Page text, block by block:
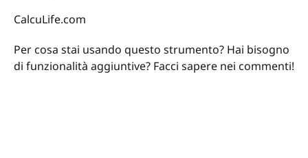
CalcuLife.com
Per cosa stai usando questo strumento? Hai bisogno
di funzionalità aggiuntive? Facci sapere nei commenti!